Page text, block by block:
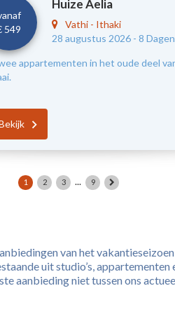
549
Huize Aelia
Vathi - Ithaki
28 augustus 2026 -8 Dagen
appartementen in het oude deel
1 2 3 ... 9
van het
uit studio’s, appartementen
aanbieding niet tussen ons